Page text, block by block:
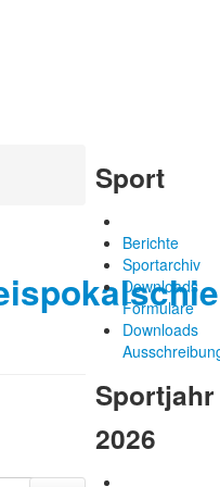
Sport
Berichte
Sportarchiv
Downloads
Formulare
Downloads
Sportjahr
2026